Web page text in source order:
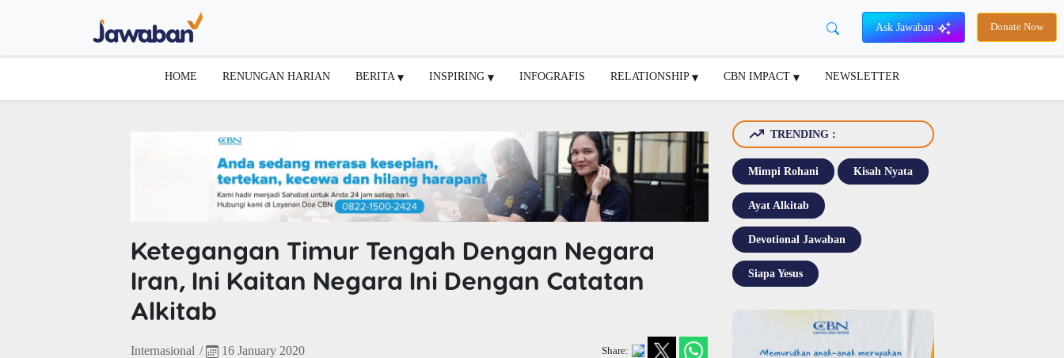
Ask Jawaban Donate Now
HOME RENUNGAN HARIAN BERITA INSPIRING INFOGRAFIS RELATIONSHIP CBN IMPACT NEWSLETTER
Ketegangan Timur Tengah Dengan Negara
Iran, Ini Kaitan Negara Ini Dengan Catatan
Alkitab
Internasional / 16 January 2020 Share:
TRENDING :
Mimpi Rohani Kisah Nyata
Ayat Alkitab
Devotional Jawaban
Siapa Yesus